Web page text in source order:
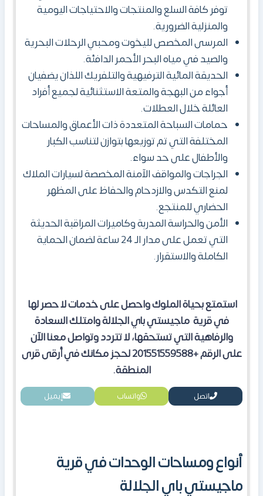
توفر كافة السلع والمنتجات والاحتياجات اليومية
والمنزلية الضرورية.
المرسى المخصص لليخوت ومحبي الرحلات البحرية
والصيد في مياه البحر الأحمر الدافئة.
الحديقة المائية الترفيهية والتلفريك اللذان يضفيان
أجواء من البهجة والمتعة الاستثنائية لجميع أفراد
العائلة خلال العطلات.
حمامات السباحة المتعددة ذات الأعماق والمساحات
المختلفة التي تم توزيعها بتوازن لتناسب الكبار
والأطفال على حد سواء.
الجراجات والمواقف الآمنة المخصصة لسيارات الملاك
لمنع التكدس والازدحام والحفاظ على المظهر
الحضاري للمنتجع.
الأمن والحراسة المدربة وكاميرات المراقبة الحديثة
التي تعمل على مدار الـ 24 ساعة لضمان الحماية
الكاملة والاستقرار.
استمتع بحياة الملوك واحصل على خدمات لا حصر لها
في قرية ماجيستي باي الجلالة وامتلك السعادة
والرفاهية التي تستحقها، لا تتردد وتواصل معنا الآن
على الرقم +201551559588 لحجز مكانك في أرقى قرى
المنطقة.
اتصل واتساب إيميل
أنواع ومساحات الوحدات في قرية
ماجيستي باي الجلالة